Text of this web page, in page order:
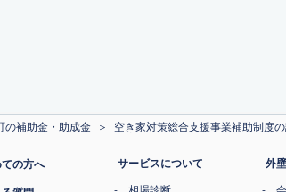
の補助金・助成金 空き家対策総合支援事業補助制度
の方へ
サービスについて
相場診断
外